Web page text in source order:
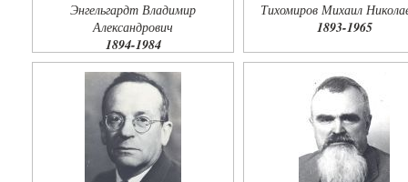
Энгельгардт Владимир
Александрович
1894-1984
Тихомиров Михаил
1893-1965